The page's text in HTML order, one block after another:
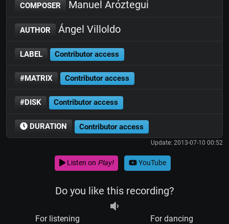
COMPOSER Manuel Aróztegui
AUTHOR Ángel Villoldo
LABEL Contributor access
#MATRIX Contributor access
#DISK Contributor access
DURATION Contributor access
Update: 2013-07-10 00:52
Listen on Play! YouTube
Do you like this recording?
For listening For dancing